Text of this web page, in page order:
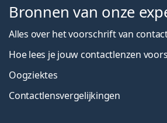
Bronnen van onze
Alles over het voorschrift van
Hoe lees je jouw contactlenzen
Oogziektes
Contactlensvergelijkingen